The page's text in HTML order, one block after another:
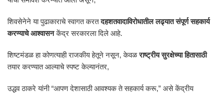
शिवसेनेने या पुढाकाराचे स्वागत करतदहशतवादाविरोधातील लढ्यात संपूर्ण सहकार्य
करण्याचे आश्वासनकेंद्र सरकारला दिले आहे.
शिष्टमंडळ हा कोणत्याही राजकीय हेतूने नसून, केवळराष्ट्रीय सुरक्षेच्या हितासाठी
तयार करण्यात आल्याचे स्पष्ट केल्यानंतर,
उद्धव ठाकरे यांनी “आपण देशासाठी आवश्यक ते सहकार्य करू,” असे केंद्रीय